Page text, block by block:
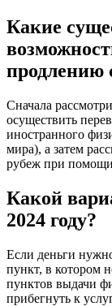
Какие
продлению
Сначала
осуществить
иностранного
мира), а затем
рубеж при
Какой
2024 году?
Если деньги
пункт, в котором
пунктов выдачи
прибегнуть к